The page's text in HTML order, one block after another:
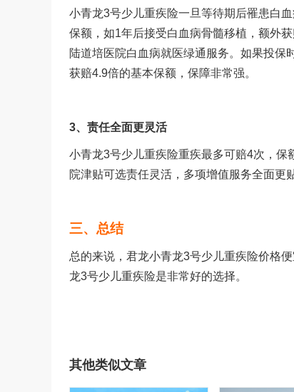
小青龙3号少儿重疾险一旦等待期后罹患白
保额，如1年后接受白血病骨髓移植，额外
陆道培医院白血病就医绿通服务。如果投
获赔4.9倍的基本保额，保障非常强。
3、责任全面更灵活
小青龙3号少儿重疾险重疾最多可赔4次，保
院津贴可选责任灵活，多项增值服务全面更
三、总结
总的来说，君龙小青龙3号少儿重疾险价格
龙3号少儿重疾险是非常好的选择。
其他类似文章